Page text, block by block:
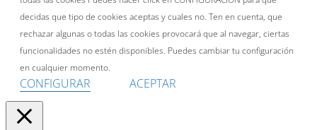
decidas que tipo de cookies aceptas y cuales no. Ten en cuenta, que
rechazar algunas o todas las cookies provocará que al navegar, ciertas
funcionalidades no estén disponibles. Puedes cambiar tu configuración
en cualquier momento.
CONFIGURAR ACEPTAR